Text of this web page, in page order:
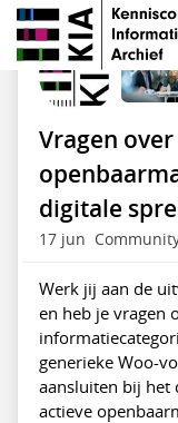
KIA
Vragen
digitale
17 jun
Werk jij aan de
en heb je vragen
generieke Woo-
aansluiten bij het
actieve